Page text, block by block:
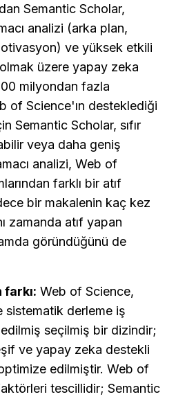
Semantic Scholar,
analizi (arka plan,
ve yüksek etkili
üzere yapay zeka
milyondan fazla
of Science'ın desteklediği
Semantic Scholar, sıfır
veya daha geniş
analizi, Web of
farklı bir atıf
bir makalenin kaç kez
zamanda atıf yapan
göründüğünü de
Web of Science,
sistematik derleme iş
seçilmiş bir dizindir;
ve yapay zeka destekli
edilmiştir. Web of
tescillidir; Semantic